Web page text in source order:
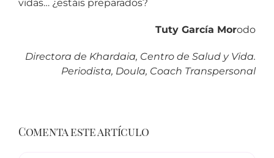
vidas… ¿estáis preparados?
Tuty García Morodo
Directora de Khardaia, Centro de Salud y Vida.
Periodista, Doula, Coach Transpersonal
Comenta este artículo